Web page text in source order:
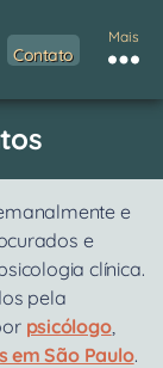
Contato
Mais
e
e
clínica.
pela
psicólogo,
em São Paulo.